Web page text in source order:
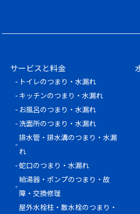
サービスと料金
トイレのつまり・水漏れ
キッチンのつまり・水漏れ
お風呂のつまり・水漏れ
洗面所のつまり・水漏れ
排水管・排水溝のつまり・水漏
れ
蛇口のつまり・水漏れ
給湯器・ポンプのつまり・故
障・交換修理
屋外水栓柱・散水栓のつまり・